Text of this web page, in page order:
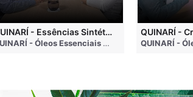
• 3 months ago
QUINARÍ - Essências Sintéticas NÃO Funcionam na Aromaterapia
QUINARÍ - Óleos Essenciais e Aromaterapia • 3